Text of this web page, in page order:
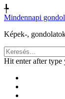
╄
Mindennapi
Képek-,
Keresés:
Hit enter after type